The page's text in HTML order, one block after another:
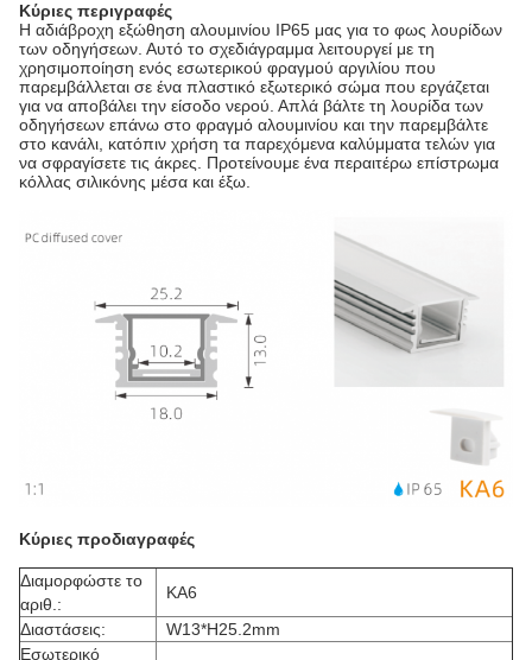
Κύριες περιγραφές
Η αδιάβροχη εξώθηση αλουμινίου IP65 μας για το φως λουρίδων
των οδηγήσεων. Αυτό το σχεδιάγραμμα λειτουργεί με τη
χρησιμοποίηση ενός εσωτερικού φραγμού αργιλίου που
παρεμβάλλεται σε ένα πλαστικό εξωτερικό σώμα που εργάζεται
για να αποβάλει την είσοδο νερού. Απλά βάλτε τη λουρίδα των
οδηγήσεων επάνω στο φραγμό αλουμινίου και την παρεμβάλτε
στο κανάλι, κατόπιν χρήση τα παρεχόμενα καλύμματα τελών για
να σφραγίσετε τις άκρες. Προτείνουμε ένα περαιτέρω επίστρωμα
κόλλας σιλικόνης μέσα και έξω.
Κύριες προδιαγραφές
Διαμορφώστε το
αριθ.:
KA6
Διαστάσεις:
W13*H25.2mm
Εσωτερικό